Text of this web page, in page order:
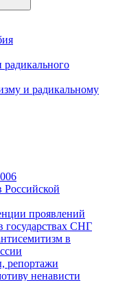
радикального
и радикальному
проявлений
государствах СНГ
в
репортажи
ненависти